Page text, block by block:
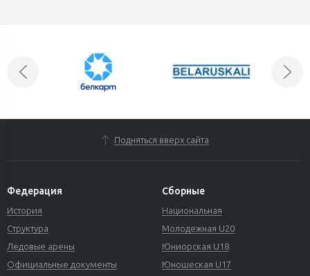
Подняться вверх сайта
Федерация
История
Структура
Ледовые арены
Официальные документы
Сборные
Национальная
Молодежная U20
Юниорская U18
Юношеская U17